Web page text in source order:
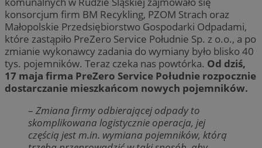
konsorcjum firm BM Recykling, PZOM Strach oraz
Małopolskie Przedsiębiorstwo Gospodarki Odpadami,
które zastąpiło PreZero Service Południe Sp. z o.o., a po
zmianie wykonawcy zadania do wymiany było blisko 40
tys. pojemników. Teraz czeka nas powtórka. Od dziś,
17 maja firma PreZero Service Południe rozpocznie
dostarczanie mieszkańcom nowych pojemników.
– Zmiana firmy odbierającej odpady to
skomplikowana logistycznie operacja, jej
częścią jest m.in. wymiana pojemników, którą